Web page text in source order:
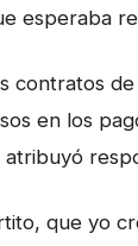
esperaba
contratos
en los
que yo